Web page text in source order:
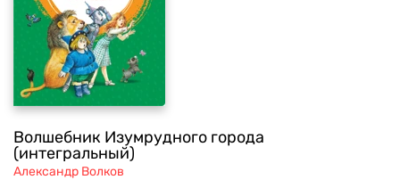
Волшебник Изумрудного города
(интегральный)
Александр Волков